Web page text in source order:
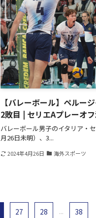
【バレーボール】ペルー
2敗目 | セリエAプレーオ
バレーボール男子のイタリア・
月26日未明）、3...
2024年4月26日 海外スポーツ
27 28 ... 38